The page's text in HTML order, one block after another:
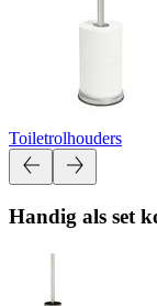
Toiletrolhouders
Handig als set